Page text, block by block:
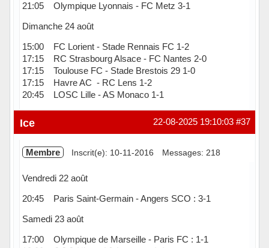
21:05 Olympique Lyonnais - FC Metz 3-1
Dimanche 24 août
15:00 FC Lorient - Stade Rennais FC 1-2
17:15 RC Strasbourg Alsace - FC Nantes 2-0
17:15 Toulouse FC - Stade Brestois 29 1-0
17:15 Havre AC - RC Lens 1-2
20:45 LOSC Lille - AS Monaco 1-1
Hors ligne #37
22-08-2025 19:10:03
Ice
Membre Inscrit(e): 10-11-2016 Messages: 218
Vendredi 22 août
20:45 Paris Saint-Germain - Angers SCO : 3-1
Samedi 23 août
17:00 Olympique de Marseille - Paris FC : 1-1